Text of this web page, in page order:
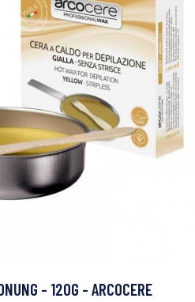
- 120G - ARCOCERE